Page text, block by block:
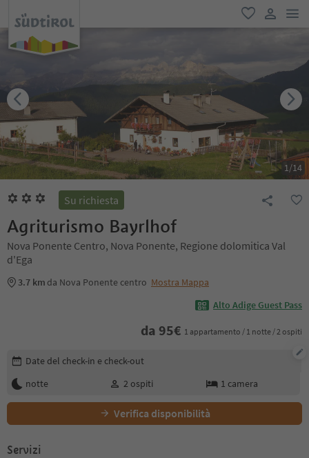
favoriti
user link
1/14
Su richiesta
Agriturismo Bayrlhof
Nova Ponente Centro, Nova Ponente, Regione dolomitica Val
d'Ega
3.7 km da Nova Ponente centro Mostra Mappa
Alto Adige Guest Pass
da 95€ 1 appartamento / 1 notte / 2 ospiti
Modifica i dettagli della prenotazione
Date del check-in e check-out
notte
2 ospiti 1 camera
Verifica disponibilità
Servizi